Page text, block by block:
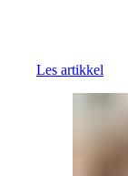
Les artikkel